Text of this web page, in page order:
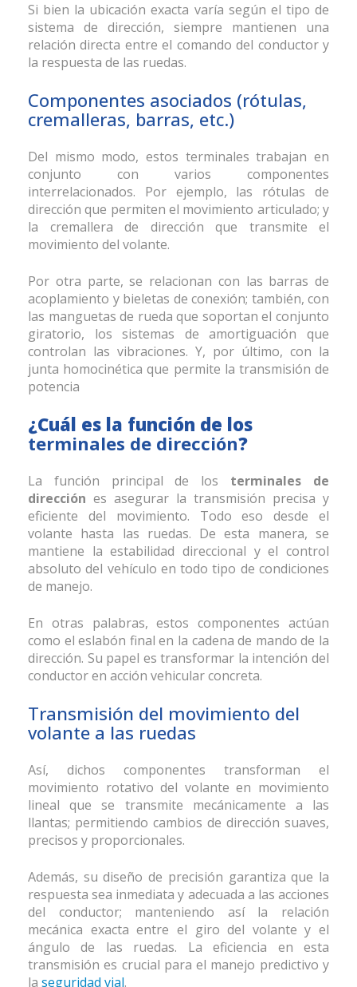
Si bien la ubicación exacta varía según el tipo de
sistema de dirección, siempre mantienen una
relación directa entre el comando del conductor y
la respuesta de las ruedas.
Componentes asociados (rótulas,
cremalleras, barras, etc.)
Del mismo modo, estos terminales trabajan en
conjunto con varios componentes
interrelacionados. Por ejemplo, las rótulas de
dirección que permiten el movimiento articulado; y
la cremallera de dirección que transmite el
movimiento del volante.
Por otra parte, se relacionan con las barras de
acoplamiento y bieletas de conexión; también, con
las manguetas de rueda que soportan el conjunto
giratorio, los sistemas de amortiguación que
controlan las vibraciones. Y, por último, con la
junta homocinética que permite la transmisión de
potencia
¿Cuál es la función de los
terminales de dirección?
La función principal de los terminales de
dirección es asegurar la transmisión precisa y
eficiente del movimiento. Todo eso desde el
volante hasta las ruedas. De esta manera, se
mantiene la estabilidad direccional y el control
absoluto del vehículo en todo tipo de condiciones
de manejo.
En otras palabras, estos componentes actúan
como el eslabón final en la cadena de mando de la
dirección. Su papel es transformar la intención del
conductor en acción vehicular concreta.
Transmisión del movimiento del
volante a las ruedas
Así, dichos componentes transforman el
movimiento rotativo del volante en movimiento
lineal que se transmite mecánicamente a las
llantas; permitiendo cambios de dirección suaves,
precisos y proporcionales.
Además, su diseño de precisión garantiza que la
respuesta sea inmediata y adecuada a las acciones
del conductor; manteniendo así la relación
mecánica exacta entre el giro del volante y el
ángulo de las ruedas. La eficiencia en esta
transmisión es crucial para el manejo predictivo y
la seguridad vial.